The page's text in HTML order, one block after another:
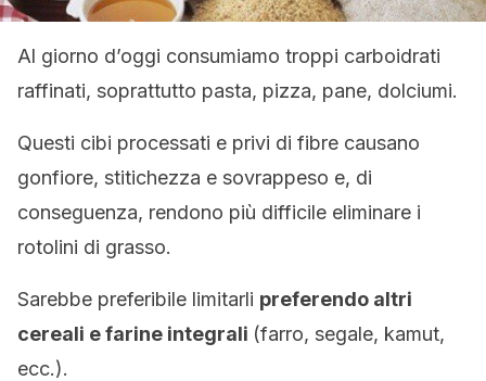
Al giorno d’oggi consumiamo troppi carboidrati
raffinati, soprattutto pasta, pizza, pane, dolciumi.
Questi cibi processati e privi di fibre causano
gonfiore, stitichezza e sovrappeso e, di
conseguenza, rendono più difficile eliminare i
rotolini di grasso.
Sarebbe preferibile limitarli preferendo altri
cereali e farine integrali (farro, segale, kamut,
ecc.).